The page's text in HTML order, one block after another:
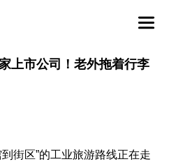
上市公司！老外拖着行李
街区”的工业旅游路线正在走